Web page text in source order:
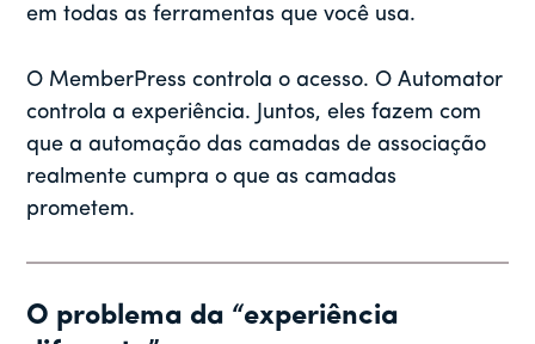
em todas as ferramentas que você usa.
O MemberPress controla o acesso. O Automator
controla a experiência. Juntos, eles fazem com
que a automação das camadas de associação
realmente cumpra o que as camadas
prometem.
O problema da “experiência